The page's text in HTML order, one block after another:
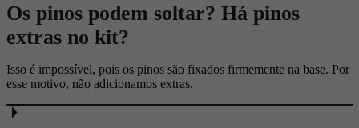
Os pinos podem soltar? Há pinos
extras no kit?
Isso é impossível, pois os pinos são fixados firmemente na base. Por
esse motivo, não adicionamos extras.